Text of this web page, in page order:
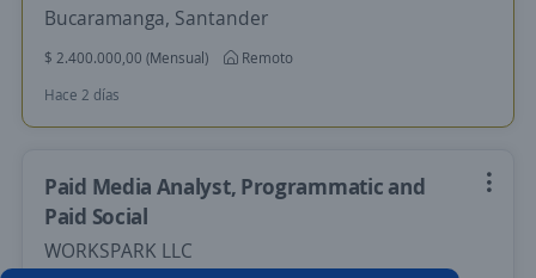
Bucaramanga, Santander
$ 2.400.000,00 (Mensual)
Remoto
Hace 2 días
Paid Media Analyst, Programmatic and
Paid Social
WORKSPARK LLC